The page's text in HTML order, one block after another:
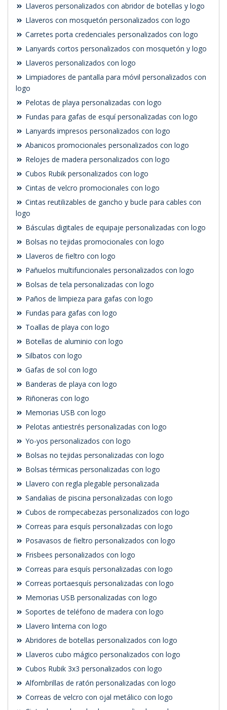
Llaveros personalizados con abridor de botellas y logo
Llaveros con mosquetón personalizados con logo
Carretes porta credenciales personalizados con logo
Lanyards cortos personalizados con mosquetón y logo
Llaveros personalizados con logo
Limpiadores de pantalla para móvil personalizados con
logo
Pelotas de playa personalizadas con logo
Fundas para gafas de esquí personalizadas con logo
Lanyards impresos personalizados con logo
Abanicos promocionales personalizados con logo
Relojes de madera personalizados con logo
Cubos Rubik personalizados con logo
Cintas de velcro promocionales con logo
Cintas reutilizables de gancho y bucle para cables con
logo
Básculas digitales de equipaje personalizadas con logo
Bolsas no tejidas promocionales con logo
Llaveros de fieltro con logo
Pañuelos multifuncionales personalizados con logo
Bolsas de tela personalizadas con logo
Paños de limpieza para gafas con logo
Fundas para gafas con logo
Toallas de playa con logo
Botellas de aluminio con logo
Silbatos con logo
Gafas de sol con logo
Banderas de playa con logo
Riñoneras con logo
Memorias USB con logo
Pelotas antiestrés personalizadas con logo
Yo-yos personalizados con logo
Bolsas no tejidas personalizadas con logo
Bolsas térmicas personalizadas con logo
Llavero con regla plegable personalizada
Sandalias de piscina personalizadas con logo
Cubos de rompecabezas personalizados con logo
Correas para esquís personalizadas con logo
Posavasos de fieltro personalizados con logo
Frisbees personalizados con logo
Correas para esquís personalizadas con logo
Correas portaesquís personalizadas con logo
Memorias USB personalizadas con logo
Soportes de teléfono de madera con logo
Llavero linterna con logo
Abridores de botellas personalizados con logo
Llaveros cubo mágico personalizados con logo
Cubos Rubik 3x3 personalizados con logo
Alfombrillas de ratón personalizadas con logo
Correas de velcro con ojal metálico con logo